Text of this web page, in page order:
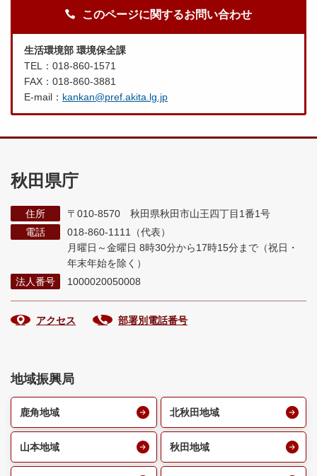
このページに関するお問い合わせ
生活環境部 環境保全課
TEL：018-860-1571
FAX：018-860-3881
E-mail： kankan@pref.akita.lg.jp
秋田県庁
住所
〒010-8570 秋田県秋田市山王四丁目1番1号
電話
018-860-1111（代表）
月曜日～金曜日 8時30分から17時15分まで （祝日・
年末年始を除く）
法人番号
1000020050008
アクセス 部署別電話番号
地域振興局
鹿角地域 北秋田地域
山本地域 秋田地域